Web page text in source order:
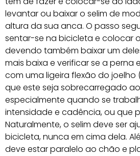
levantar ou baixar o selim de
altura da sua anca. O passo
sentar-se na bicicleta e colocar
devendo também baixar um
mais baixa e verificar se a perna
com uma ligeira flexão do joelho
que este seja sobrecarregado
especialmente quando se
intensidade e cadência, ou que
Naturalmente, o selim deve ser
bicicleta, nunca em cima dela.
deve estar paralelo ao chão e